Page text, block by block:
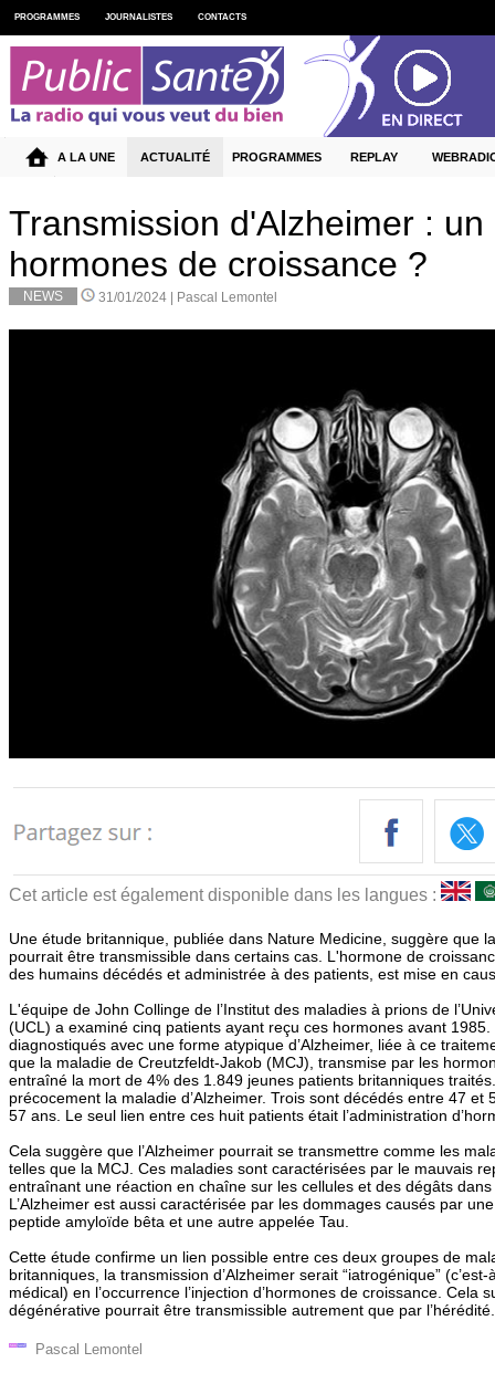
Transmission d'Alzheimer :
hormones de croissance ?
NEWS 31/01/2024 | Pascal Lemontel
Cet article est également disponible dans les langues :
Une étude britannique, publiée dans Nature Medicine, suggère que
pourrait être transmissible dans certains cas. L'hormone de
des humains décédés et administrée à des patients, est mise en
L'équipe de John Collinge de l’Institut des maladies à prions de
(UCL) a examiné cinq patients ayant reçu ces hormones avant
diagnostiqués avec une forme atypique d’Alzheimer, liée à ce
que la maladie de Creutzfeldt-Jakob (MCJ), transmise par les
entraîné la mort de 4% des 1.849 jeunes patients britanniques
précocement la maladie d’Alzheimer. Trois sont décédés entre 47 et
57 ans. Le seul lien entre ces huit patients était l’administration
Cela suggère que l’Alzheimer pourrait se transmettre comme les
telles que la MCJ. Ces maladies sont caractérisées par le mauvais
entraînant une réaction en chaîne sur les cellules et des dégâts
L’Alzheimer est aussi caractérisée par les dommages causés par
peptide amyloïde bêta et une autre appelée Tau.
Cette étude confirme un lien possible entre ces deux groupes de
britanniques, la transmission d’Alzheimer serait “iatrogénique”
médical) en l’occurrence l’injection d’hormones de croissance. Cela
dégénérative pourrait être transmissible autrement que par l’hérédité.
Pascal Lemontel
PROGRAMMES JOURNALISTES CONTACTS
A LA UNE ACTUALITÉ PROGRAMMES REPLAY